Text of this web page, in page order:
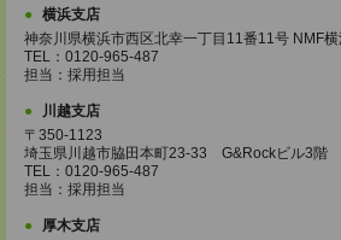
横浜支店
神奈川県横浜市西区北幸一丁目11番11号 NMF
TEL：0120-965-487
担当：採用担当
川越支店
〒350-1123
埼玉県川越市脇田本町23-33 G&Rockビル3階
TEL：0120-965-487
担当：採用担当
厚木支店